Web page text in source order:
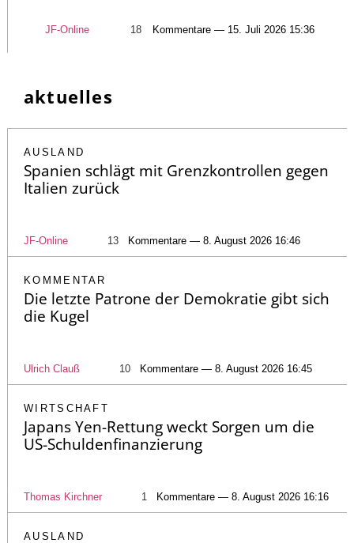
JF-Online 18 Kommentare — 15. Juli 2026 15:36
aktuelles
AUSLAND
Spanien schlägt mit Grenzkontrollen gegen
Italien zurück
JF-Online 13 Kommentare — 8. August 2026 16:46
KOMMENTAR
Die letzte Patrone der Demokratie gibt sich
die Kugel
Ulrich Clauß 10 Kommentare — 8. August 2026 16:45
WIRTSCHAFT
Japans Yen-Rettung weckt Sorgen um die
US-Schuldenfinanzierung
Thomas Kirchner 1 Kommentare — 8. August 2026 16:16
AUSLAND